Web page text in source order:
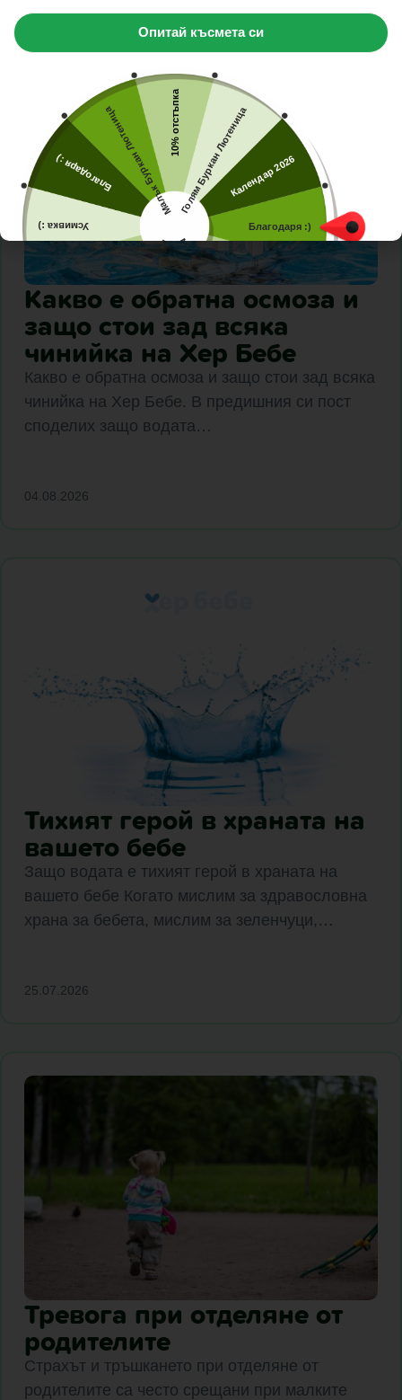
статии
Какво е обратна осмоза и
защо стои зад всяка
чинийка на Хер Бебе
Какво е обратна осмоза и защо стои зад всяка
чинийка на Хер Бебе. В предишния си пост
споделих защо водата…
04.08.2026
Тихият герой в храната на
вашето бебе
Защо водата е тихият герой в храната на
вашето бебе Когато мислим за здравословна
храна за бебета, мислим за зеленчуци,…
25.07.2026
Тревога при отделяне от
родителите
Страхът и тръшкането при отделяне от
родителите са често срещани при малките
Опитай късмета си
Благодаря :)
5% отстъпка
Малък Буркан Лютеница
10% отстъпка
Голям Буркан Лютеница
Хладилна чанта
Усмивка :)
Благодаря :)Малък Буркан Лютеница10% отстъпкаГолям Буркан ЛютеницаКалендар 2026